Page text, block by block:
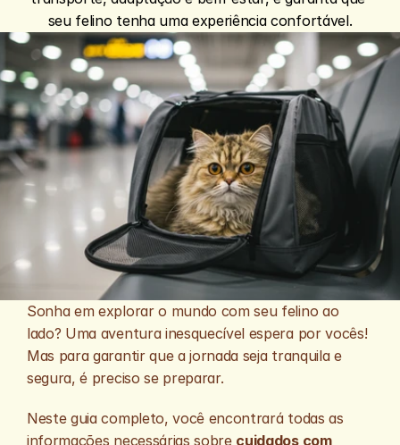
seu felino tenha uma experiência confortável.
Sonha em explorar o mundo com seu felino ao
lado? Uma aventura inesquecível espera por vocês!
Mas para garantir que a jornada seja tranquila e
segura, é preciso se preparar.
Neste guia completo, você encontrará todas as
informações necessárias sobre cuidados com